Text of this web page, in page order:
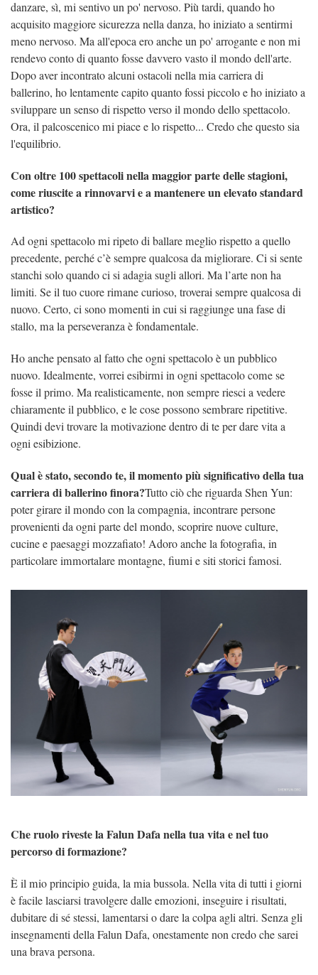
danzare, sì, mi sentivo un po' nervoso. Più tardi, quando ho
acquisito maggiore sicurezza nella danza, ho iniziato a sentirmi
meno nervoso. Ma all'epoca ero anche un po' arrogante e non mi
rendevo conto di quanto fosse davvero vasto il mondo dell'arte.
Dopo aver incontrato alcuni ostacoli nella mia carriera di
ballerino, ho lentamente capito quanto fossi piccolo e ho iniziato a
sviluppare un senso di rispetto verso il mondo dello spettacolo.
Ora, il palcoscenico mi piace e lo rispetto... Credo che questo sia
l'equilibrio.
Con oltre 100 spettacoli nella maggior parte delle stagioni,
come riuscite a rinnovarvi e a mantenere un elevato standard
artistico?
Ad ogni spettacolo mi ripeto di ballare meglio rispetto a quello
precedente, perché c’è sempre qualcosa da migliorare. Ci si sente
stanchi solo quando ci si adagia sugli allori. Ma l’arte non ha
limiti. Se il tuo cuore rimane curioso, troverai sempre qualcosa di
nuovo. Certo, ci sono momenti in cui si raggiunge una fase di
stallo, ma la perseveranza è fondamentale.
Ho anche pensato al fatto che ogni spettacolo è un pubblico
nuovo. Idealmente, vorrei esibirmi in ogni spettacolo come se
fosse il primo. Ma realisticamente, non sempre riesci a vedere
chiaramente il pubblico, e le cose possono sembrare ripetitive.
Quindi devi trovare la motivazione dentro di te per dare vita a
ogni esibizione.
Qual è stato, secondo te, il momento più significativo della tua
carriera di ballerino finora?Tutto ciò che riguarda Shen Yun:
poter girare il mondo con la compagnia, incontrare persone
provenienti da ogni parte del mondo, scoprire nuove culture,
cucine e paesaggi mozzafiato! Adoro anche la fotografia, in
particolare immortalare montagne, fiumi e siti storici famosi.
Che ruolo riveste la Falun Dafa nella tua vita e nel tuo
percorso di formazione?
È il mio principio guida, la mia bussola. Nella vita di tutti i giorni
è facile lasciarsi travolgere dalle emozioni, inseguire i risultati,
dubitare di sé stessi, lamentarsi o dare la colpa agli altri. Senza gli
insegnamenti della Falun Dafa, onestamente non credo che sarei
una brava persona.